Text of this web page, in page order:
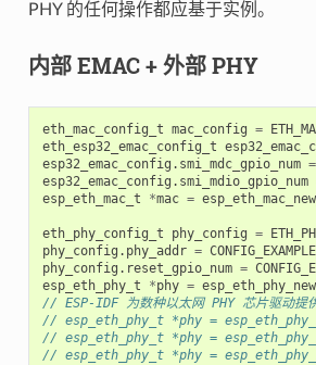
PHY 的任何操作都应基于实例。
内部 EMAC + 外部 PHY
eth_mac_config_t mac_config =
eth_esp32_emac_config_t
esp32_emac_config . smi_mdc_gpio_num =
esp32_emac_config . smi_mdio_gpio_num
esp_eth_mac_t
*mac =
eth_phy_config_t phy_config =
phy_config . phy_addr =
phy_config . reset_gpio_num =
esp_eth_phy_t
*phy =
// ESP-IDF 为数种以太网 PHY 芯片驱动提
// esp_eth_phy_t *phy =
// esp_eth_phy_t *phy =
// esp_eth_phy_t *phy =